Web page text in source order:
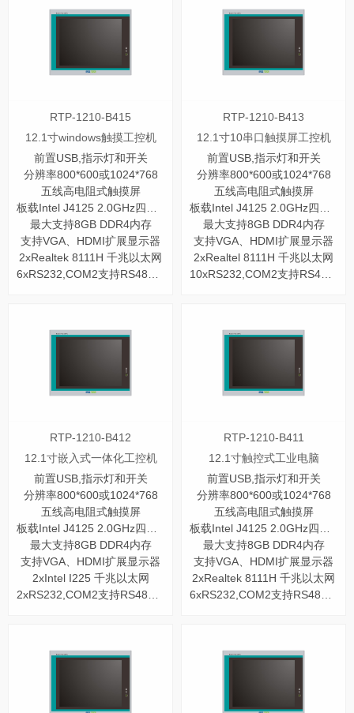
RTP-1210-B415
12.1寸windows触摸工控机
前置USB,指示灯和开关
分辨率800*600或1024*768
五线高电阻式触摸屏
板载Intel J4125 2.0GHz四核处理器
最大支持8GB DDR4内存
支持VGA、HDMI扩展显示器
2xRealtek 8111H 千兆以太网
6xRS232,COM2支持RS485/422
RTP-1210-B413
12.1寸10串口触摸屏工控机
前置USB,指示灯和开关
分辨率800*600或1024*768
五线高电阻式触摸屏
板载Intel J4125 2.0GHz四核处理器
最大支持8GB DDR4内存
支持VGA、HDMI扩展显示器
2xRealtel 8111H 千兆以太网
10xRS232,COM2支持RS485/422
RTP-1210-B412
12.1寸嵌入式一体化工控机
前置USB,指示灯和开关
分辨率800*600或1024*768
五线高电阻式触摸屏
板载Intel J4125 2.0GHz四核处理器
最大支持8GB DDR4内存
支持VGA、HDMI扩展显示器
2xIntel I225 千兆以太网
2xRS232,COM2支持RS485/422
RTP-1210-B411
12.1寸触控式工业电脑
前置USB,指示灯和开关
分辨率800*600或1024*768
五线高电阻式触摸屏
板载Intel J4125 2.0GHz四核处理器
最大支持8GB DDR4内存
支持VGA、HDMI扩展显示器
2xRealtek 8111H 千兆以太网
6xRS232,COM2支持RS485/422